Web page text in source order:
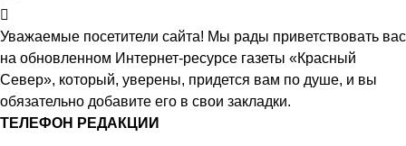
Уважаемые посетители сайта! Мы рады приветствовать вас
на обновленном Интернет-ресурсе газеты «Красный
Север», который, уверены, придется вам по душе, и вы
обязательно добавите его в свои закладки.
ТЕЛЕФОН РЕДАКЦИИ